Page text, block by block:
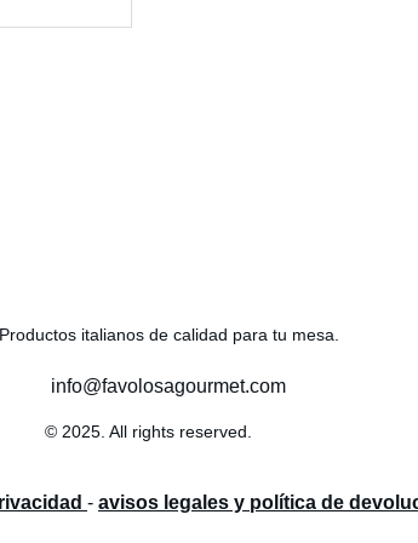
Productos italianos de calidad para tu mesa.
info@favolosagourmet.com
© 2025. All rights reserved.
- avisos legales y política de